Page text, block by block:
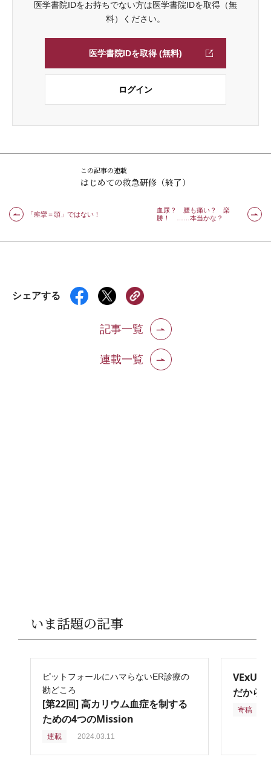
医学書院IDをお持ちでない方は医学書院IDを取得（無
料）ください。
医学書院IDを取得 (無料)
ログイン
この記事の連載
はじめての救急研修（終了）
「痙攣＝頭」ではない！
血尿？ 腰も痛い？ 楽
勝！ ……本当かな？
シェアする
記事一覧
連載一覧
いま話題の記事
ピットフォールにハマらないER診療の
勘どころ
[第22回] 高カリウム血症を制する
ための4つのMission
連載 2024.03.11
VExUS
だから
寄稿